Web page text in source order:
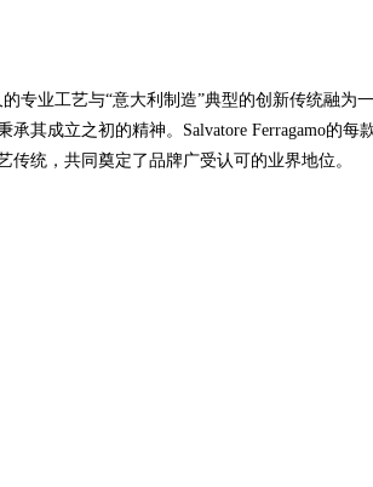
的专业工艺与“意大利制造”典型的创新传统融为
其成立之初的精神。Salvatore Ferragamo的每
统，共同奠定了品牌广受认可的业界地位。